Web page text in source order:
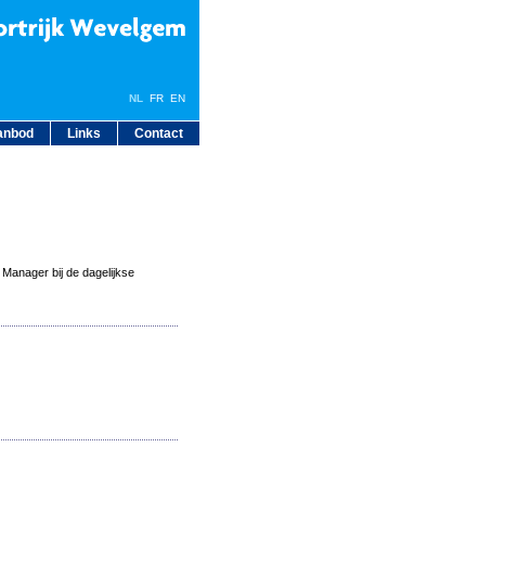
Links Contact
NL FR EN
bij de dagelijkse